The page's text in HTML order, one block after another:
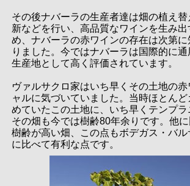
その後ナバーラの生産者達は畑の植え
新などを行い、高品質なワインを生み
め、ナバーラの赤ワインの存在は次第
りました。今ではナバーラは国際的に
生産地として高く評価されています。
ヴァルサクロ家はいち早くその土地の
ャルに気づいていました。当時ほとん
めていたこの土地に、いち早くテンプラ
その畑も今では樹齢80年余りです。他
樹齢が高い畑、この点もボデガス・バ
に比べて有利な点です。